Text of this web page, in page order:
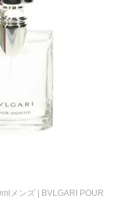
メンズ | BVLGARI POUR